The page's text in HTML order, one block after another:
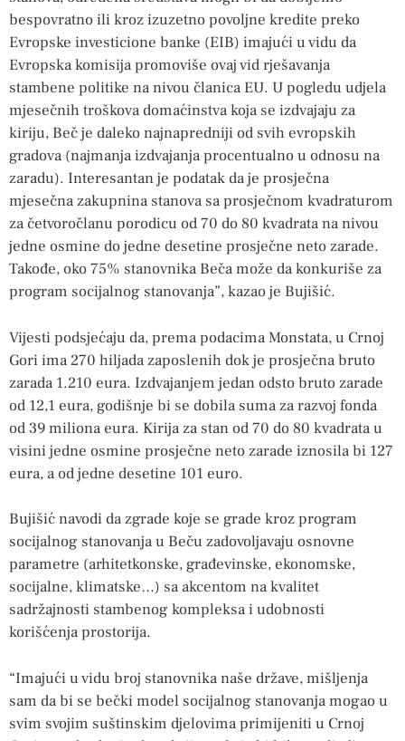
bespovratno ili kroz izuzetno povoljne kredite preko
Evropske investicione banke (EIB) imajući u vidu da
Evropska komisija promoviše ovaj vid rješavanja
stambene politike na nivou članica EU. U pogledu udjela
mjesečnih troškova domaćinstva koja se izdvajaju za
kiriju, Beč je daleko najnapredniji od svih evropskih
gradova (najmanja izdvajanja procentualno u odnosu na
zaradu). Interesantan je podatak da je prosječna
mjesečna zakupnina stanova sa prosječnom kvadraturom
za četvoročlanu porodicu od 70 do 80 kvadrata na nivou
jedne osmine do jedne desetine prosječne neto zarade.
Takođe, oko 75% stanovnika Beča može da konkuriše za
program socijalnog stanovanja”, kazao je Bujišić.
Vijesti podsjećaju da, prema podacima Monstata, u Crnoj
Gori ima 270 hiljada zaposlenih dok je prosječna bruto
zarada 1.210 eura. Izdvajanjem jedan odsto bruto zarade
od 12,1 eura, godišnje bi se dobila suma za razvoj fonda
od 39 miliona eura. Kirija za stan od 70 do 80 kvadrata u
visini jedne osmine prosječne neto zarade iznosila bi 127
eura, a od jedne desetine 101 euro.
Bujišić navodi da zgrade koje se grade kroz program
socijalnog stanovanja u Beču zadovoljavaju osnovne
parametre (arhitetkonske, građevinske, ekonomske,
socijalne, klimatske…) sa akcentom na kvalitet
sadržajnosti stambenog kompleksa i udobnosti
korišćenja prostorija.
“Imajući u vidu broj stanovnika naše države, mišljenja
sam da bi se bečki model socijalnog stanovanja mogao u
svim svojim suštinskim djelovima primijeniti u Crnoj